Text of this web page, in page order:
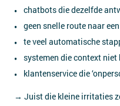
chatbots die dezelfde
geen snelle route naar
te veel automatische
systemen die context niet
klantenservice die
→ Juist die kleine irritaties